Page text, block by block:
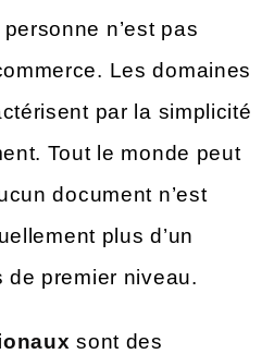
n’est pas
Les domaines
par la simplicité
Tout le monde peut
document n’est
plus d’un
de premier niveau.
sont des